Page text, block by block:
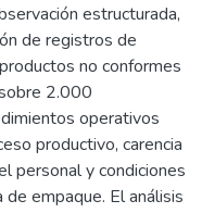
estructurada,
de registros de
no conformes
2.000
operativos
productivo, carencia
personal y condiciones
empaque. El análisis